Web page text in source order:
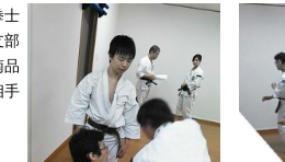
士
部
品
手